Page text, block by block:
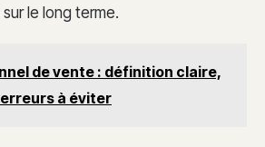
le long terme.
de vente : définition claire,
à éviter